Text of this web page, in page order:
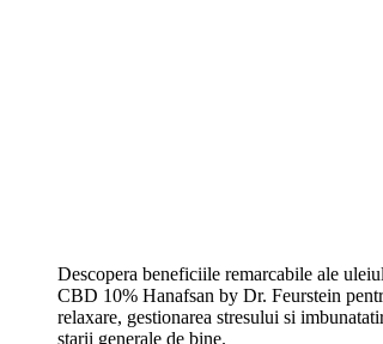
Descopera beneficiile remarcabile ale
CBD 10% Hanafsan by Dr. Feurstein
relaxare, gestionarea stresului si
starii generale de bine.